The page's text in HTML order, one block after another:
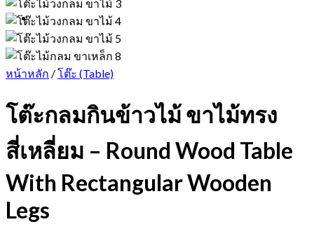
หน้าหลัก /โต๊ะ (Table)
โต๊ะกลมกินข้าวไม้ ขาไม้ทรง
สี่เหลี่ยม – Round Wood Table
With Rectangular Wooden
Legs